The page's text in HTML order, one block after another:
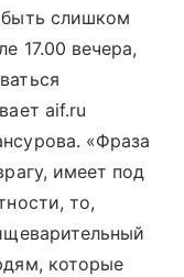
слишком
17.00 вечера,
aif.ru
«Фраза
имеет под
то,
которые